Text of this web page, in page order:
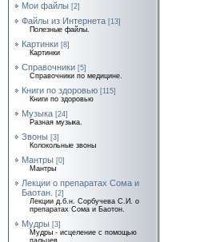
Мои файлы [2]
Файлы из Интернета [13]
Полезные файлы.
Картинки [8]
Картинки
Справочники [5]
Справочники по медицине.
Книги по здоровью [115]
Книги по здоровью
Музыка [24]
Разная музыка.
Звоны [3]
Колокольные звоны
Мантры [0]
Мантры
Лекции о препаратах Сома и
Баотан.
[2]
Лекции д.б.н. Сорбучева С.И. о
препаратах Сома и Баотон.
Мудры [3]
Мудры - исцеление с помощью
пальцев.